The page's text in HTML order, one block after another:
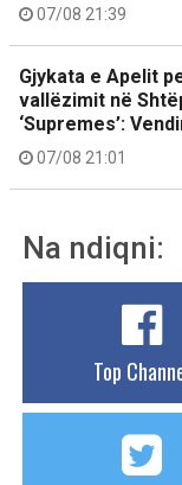
07/08 21:39
Gjykata e Apelit
vallëzimit në
‘Supremes’:
07/08 21:01
Na ndiqni:
Top